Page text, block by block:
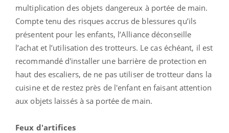
multiplication des objets dangereux à portée de main.
Compte tenu des risques accrus de blessures qu’ils
présentent pour les enfants, l’Alliance déconseille
l’achat et l’utilisation des trotteurs. Le cas échéant, il est
recommandé d'installer une barrière de protection en
haut des escaliers, de ne pas utiliser de trotteur dans la
cuisine et de restez près de l'enfant en faisant attention
aux objets laissés à sa portée de main.
Feux d'artifices